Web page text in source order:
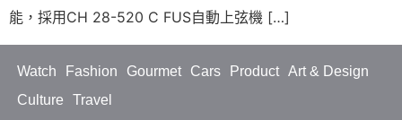
能，採用CH 28-520 C FUS自動上弦機 […]
Watch Fashion Gourmet Cars Product
Art & Design
Culture
Travel